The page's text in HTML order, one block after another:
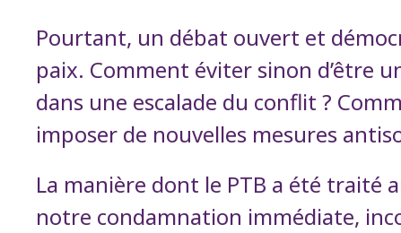
Pourtant, un débat ouvert et
paix. Comment éviter sinon d’être
dans une escalade du conflit ?
imposer de nouvelles mesures
La manière dont le PTB a été traité
notre condamnation immédiate,